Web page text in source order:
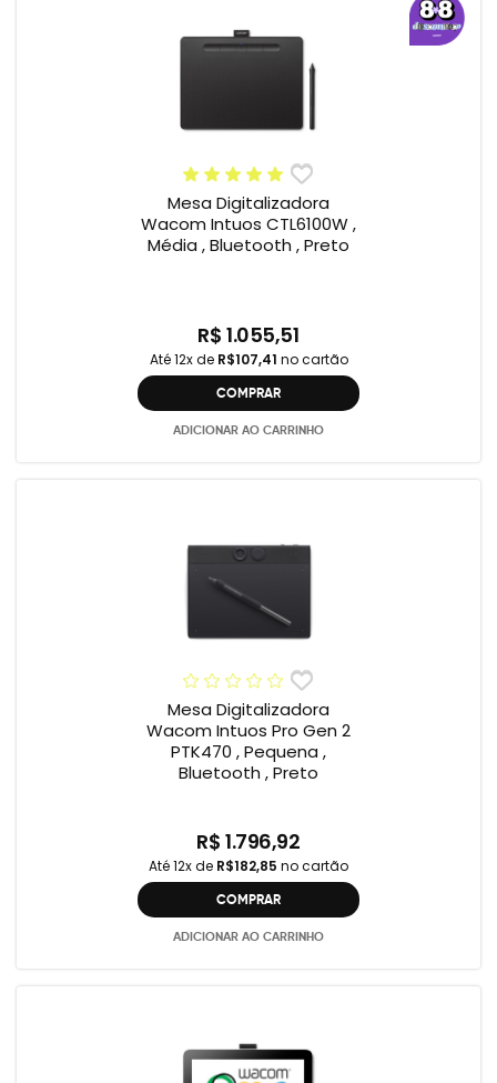
Mesa Digitalizadora
Wacom Intuos CTL6100W ,
Média , Bluetooth , Preto
R$ 1.055,51
Até 12x de R$107,41 no cartão
COMPRAR
ADICIONAR AO CARRINHO
Mesa Digitalizadora
Wacom Intuos Pro Gen 2
PTK470 , Pequena ,
Bluetooth , Preto
R$ 1.796,92
Até 12x de R$182,85 no cartão
COMPRAR
ADICIONAR AO CARRINHO